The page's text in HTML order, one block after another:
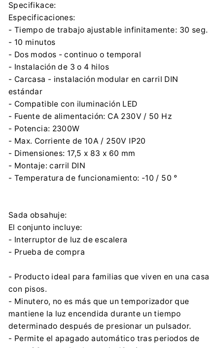
Specifikace:
Especificaciones:
- Tiempo de trabajo ajustable infinitamente: 30 seg.
- 10 minutos
- Dos modos - continuo o temporal
- Instalación de 3 o 4 hilos
- Carcasa - instalación modular en carril DIN
estándar
- Compatible con iluminación LED
- Fuente de alimentación: CA 230V / 50 Hz
- Potencia: 2300W
- Max. Corriente de 10A / 250V IP20
- Dimensiones: 17,5 x 83 x 60 mm
- Montaje: carril DIN
- Temperatura de funcionamiento: -10 / 50 °
Sada obsahuje:
El conjunto incluye:
- Interruptor de luz de escalera
- Prueba de compra
- Producto ideal para familias que viven en una casa
con pisos.
- Minutero, no es más que un temporizador que
mantiene la luz encendida durante un tiempo
determinado después de presionar un pulsador.
- Permite el apagado automático tras periodos de